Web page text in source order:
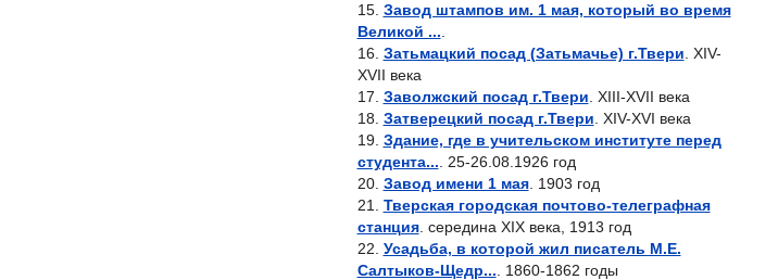
Завод штампов им. 1 мая, который во время
Великой ...
Затьмацкий посад (Затьмачье) г.Твери . XIV-
XVII века
Заволжский посад г.Твери . XIII-XVII века
Затверецкий посад г.Твери . XIV-XVI века
Здание, где в учительском институте перед
студента... . 25-26.08.1926 год
Завод имени 1 мая. 1903 год
Тверская городская почтово-телеграфная
станция. середина XIX века, 1913 год
Усадьба, в которой жил писатель М.Е.
Салтыков-Щедр... . 1860-1862 годы